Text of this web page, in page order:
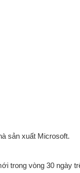
sản xuất Microsoft.
trong vòng 30 ngày